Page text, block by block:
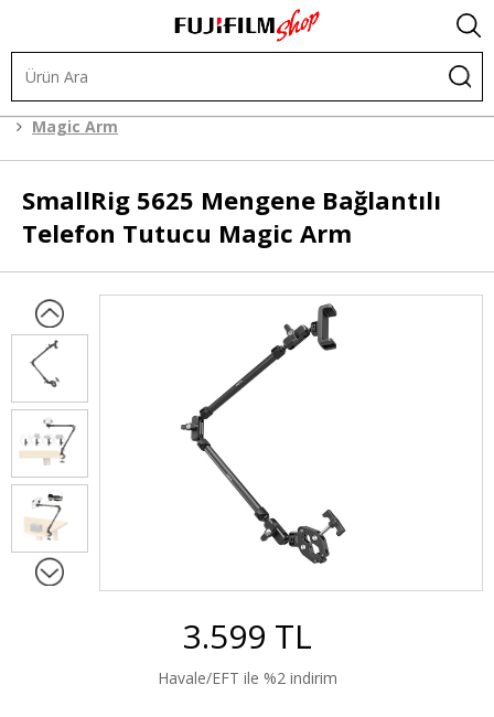
Magic Arm
SmallRig 5625 Mengene Bağlantılı
Telefon Tutucu Magic Arm
3.599 TL
Havale/EFT ile %2 indirim